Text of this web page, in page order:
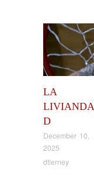
LA
LIVIANDA
D
December 10,
2025
dtierney